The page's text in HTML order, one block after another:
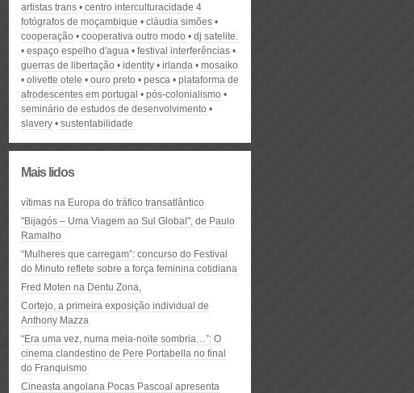
artistas trans
centro interculturacidade 4
fotógrafos de moçambique
cláudia simões
cooperação
cooperativa outro modo
dj satelite.
espaço espelho d'agua
festival interferências
guerras de libertação
identity irlanda
mosaiko
olivette otele
ouro preto pesca
plataforma de
afrodescentes em portugal
pós-colonialismo
seminário de estudos de desenvolvimento
slavery
sustentabilidade
Mais lidos
vítimas na Europa do tráfico transatlântico
"Bijagós – Uma Viagem ao Sul Global", de Paulo
Ramalho
“Mulheres que carregam”: concurso do Festival
do Minuto reflete sobre a força feminina cotidiana
Fred Moten na Dentu Zona,
Cortejo, a primeira exposição individual de
Anthony Mazza
“Era uma vez, numa meia-noite sombria…”: O
cinema clandestino de Pere Portabella no final
do Franquismo
Cineasta angolana Pocas Pascoal apresenta